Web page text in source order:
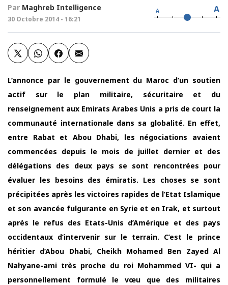
Par Maghreb Intelligence
30 Octobre 2014 - 16:21
A A
L’annonce par le gouvernement du Maroc d’un soutien
actif sur le plan militaire, sécuritaire et du
renseignement aux Emirats Arabes Unis a pris de court la
communauté internationale dans sa globalité. En effet,
entre Rabat et Abou Dhabi, les négociations avaient
commencées depuis le mois de juillet dernier et des
délégations des deux pays se sont rencontrées pour
évaluer les besoins des émiratis. Les choses se sont
précipitées après les victoires rapides de l’Etat Islamique
et son avancée fulgurante en Syrie et en Irak, et surtout
après le refus des Etats-Unis d’Amérique et des pays
occidentaux d’intervenir sur le terrain. C’est le prince
héritier d’Abou Dhabi, Cheikh Mohamed Ben Zayed Al
Nahyane-ami très proche du roi Mohammed VI- qui a
personnellement formulé le vœu que des militaires